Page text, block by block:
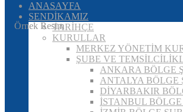
ANASAYFA
SENDİKAMIZ
TARİHÇE
KURULLAR
MERKEZ YÖNETİM
ŞUBE VE
ANKARA BÖLGE
ANTALYA BÖLGE
DİYARBAKIR
İSTANBUL BÖLGE